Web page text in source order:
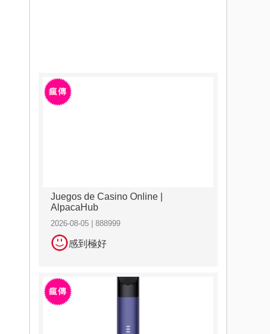
Juegos de Casino Online |
AlpacaHub
2026-08-05 | 888999
感到極好